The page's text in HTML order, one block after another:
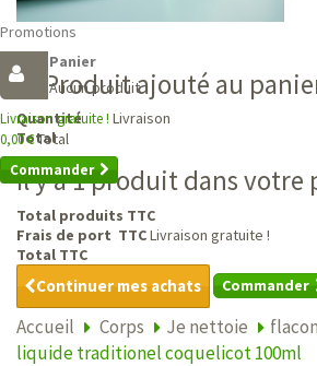
Promotions
Panier
Aucun produit
Livraison gratuite ! Livraison
0,00 €Total
Commander
Produit ajouté au
Quantité
Total
Il y a 1 produit dans votre
Total produits TTC
Frais de port TTCLivraison gratuite !
Total TTC
Continuer mes achats Commander
Accueil Corps Je nettoie
liquide traditionel coquelicot 100ml